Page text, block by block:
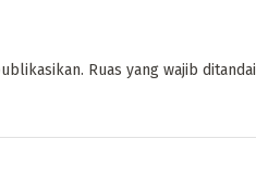
Ruas yang wajib ditandai